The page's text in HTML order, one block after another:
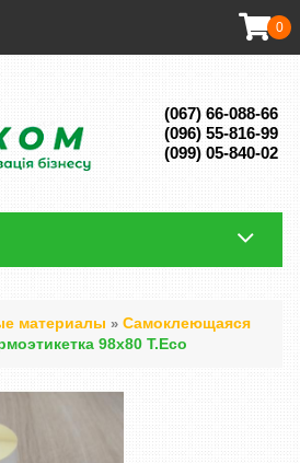
(067) 66-088-66
(096) 55-816-99
(099) 05-840-02
0
материалы » Самоклеющаяся
98х80 T.Eco